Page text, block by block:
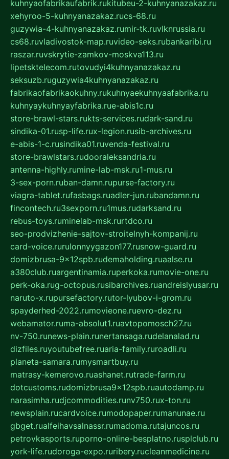
kuhnyaofabrikaufabrik.rukitubeu-2-kuhnyanazakaz.ru
xehyroo-5-kuhnyanazakaz.rucs-68.ru
guzywia-4-kuhnyanazakaz.rumir-tk.ruvlknrussia.ru
cs68.ruvladivostok-map.ruvideo-seks.rubankaribi.ru
raszar.ruvskrytie-zamkov-moskva113.ru
lipetsktelecom.rutovudyi4kuhnyanazakaz.ru
seksuzb.ruguzywia4kuhnyanazakaz.ru
fabrikaofabrikaokuhny.rukuhnyaekuhnyaafabrika.ru
kuhnyaykuhnyayfabrika.rue-abis1c.ru
store-brawl-stars.rukts-services.rudark-sand.ru
sindika-01.rusp-life.rux-legion.rusib-archives.ru
e-abis-1-c.rusindika01.ruvenda-festival.ru
store-brawlstars.rudooraleksandria.ru
antenna-highly.rumine-lab-msk.ru1-mus.ru
3-sex-porn.ruban-damn.rupurse-factory.ru
viagra-tablet.rufasbags.ruadler-jun.rubandamn.ru
fincontech.ru3sexporn.ru1mus.rudarksand.ru
rebus-toys.ruminelab-msk.rurtdco.ru
seo-prodvizhenie-sajtov-stroitelnyh-kompanij.ru
card-voice.rurulonnyygazon177.rusnow-guard.ru
domizbrusa-9x12spb.rudemaholding.ruaalse.ru
a380club.ruargentinamia.ruperkoka.rumovie-one.ru
perk-oka.rug-octopus.rusibarchives.ruandreislyusar.ru
naruto-x.rupursefactory.rutor-lyubov-i-grom.ru
spayderhed-2022.rumovieone.ruevro-dez.ru
webamator.ruma-absolut1.ruavtopomosch27.ru
nv-750.runews-plain.runertansaga.rudelanalad.ru
dizfiles.ruyoutubefree.ruaria-family.ruroadli.ru
planeta-samara.rumysmartbuy.ru
matrasy-kemerovo.ruashanet.rutrade-farm.ru
dotcustoms.rudomizbrusa9x12spb.ruautodamp.ru
narasimha.rudjcommodities.runv750.rux-ton.ru
newsplain.rucardvoice.rumodopaper.rumanunae.ru
gbget.rualfeihavsalnassr.rumadoma.rutajuncos.ru
petrovkasports.ruporno-online-besplatno.rusplclub.ru
york-life.rudoroga-expo.ruribery.rucleanmedicine.ru